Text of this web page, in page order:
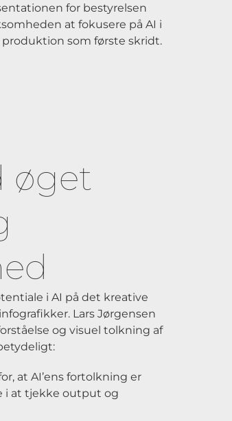
for bestyrelsen
at fokusere på AI i
som første skridt.
øget
i AI på det kreative
Lars Jørgensen
og visuel tolkning af
at AI’ens fortolkning er
i at tjekke output og